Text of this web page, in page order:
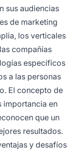
sus audiencias
de marketing
los verticales
compañías
específicos
a las personas
El concepto de
importancia en
que un
resultados.
y desafíos